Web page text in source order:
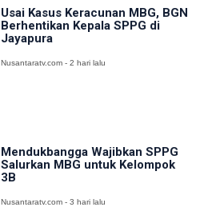
Usai Kasus Keracunan MBG, BGN
Berhentikan Kepala SPPG di
Jayapura
Nusantaratv.com - 2 hari lalu
Mendukbangga Wajibkan SPPG
Salurkan MBG untuk Kelompok
3B
Nusantaratv.com - 3 hari lalu